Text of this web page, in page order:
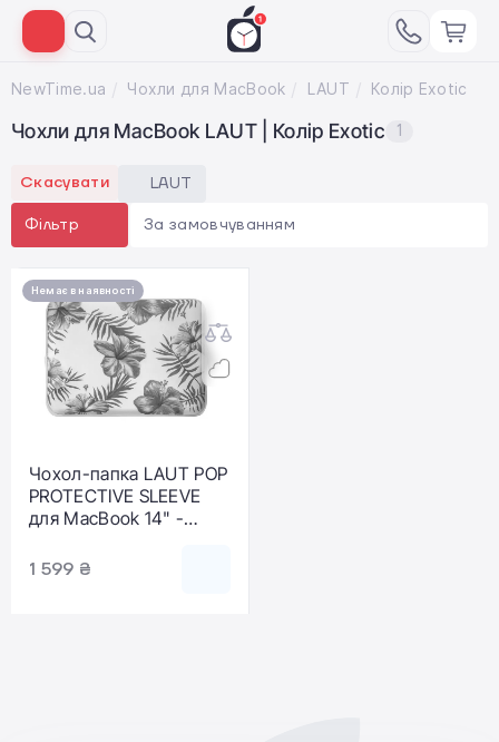
NewTime.ua Чохли для MacBook LAUT Колір Exotic
Чохли для MacBook LAUT | Колір Exotic 1
Скасувати LAUT
Фільтр За замовчуванням
Немає в наявності
Чохол-папка LAUT POP
PROTECTIVE SLEEVE
для MacBook 14" -
(LAUT_MB13_POP_EX)
1 599 ₴